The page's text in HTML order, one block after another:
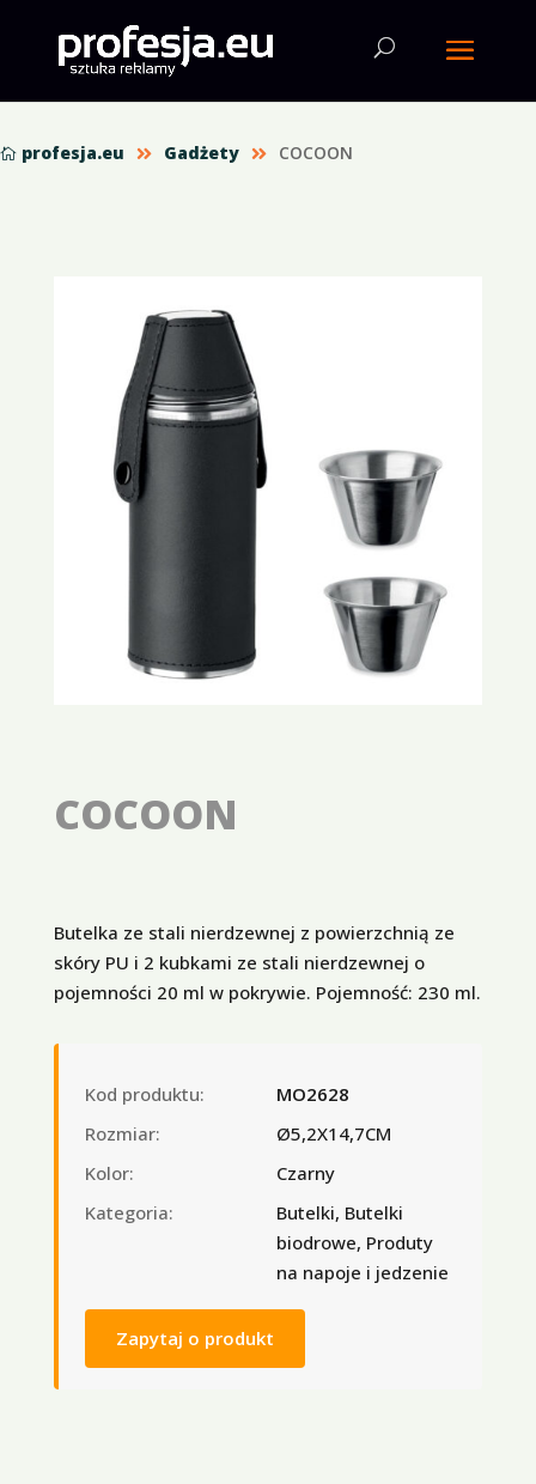
 profesja.eu  Gadżety  COCOON
COCOON
Butelka ze stali nierdzewnej z powierzchnią ze
skóry PU i 2 kubkami ze stali nierdzewnej o
pojemności 20 ml w pokrywie. Pojemność: 230 ml.
Kod produktu:
MO2628
Rozmiar:
Ø5,2X14,7CM
Kolor:
Czarny
Kategoria:
Butelki, Butelki
biodrowe, Produty
na napoje i jedzenie
Zapytaj o produkt